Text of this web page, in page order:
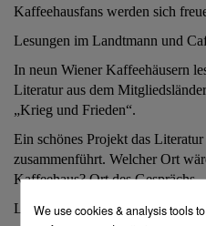
Kaffeehausfans werden sich
Lesungen im Landtmann und
In neun Wiener Kaffeehäusern
Literatur aus dem
„Krieg und Frieden“.
Ein schönes Projekt das
zusammenführt. Welcher Ort
Kaffeehaus? Ort des Gesprächs
Lesung im Café Landtmann